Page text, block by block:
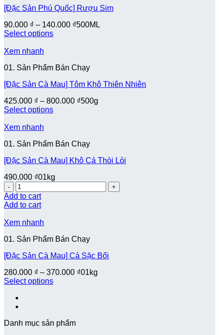
[Đặc Sản Phú Quốc] Rượu Sim
90.000 ₫ – 140.000 ₫500ML
Select options
Xem nhanh
01. Sản Phẩm Bán Chạy
[Đặc Sản Cà Mau] Tôm Khô Thiên Nhiên
425.000 ₫ – 800.000 ₫500g
Select options
Xem nhanh
01. Sản Phẩm Bán Chạy
[Đặc Sản Cà Mau] Khô Cá Thòi Lòi
490.000 ₫01kg
Quantity
Add to cart
Add to cart
Xem nhanh
01. Sản Phẩm Bán Chạy
[Đặc Sản Cà Mau] Cá Sặc Bổi
280.000 ₫ – 370.000 ₫01kg
Select options
Danh mục sản phẩm